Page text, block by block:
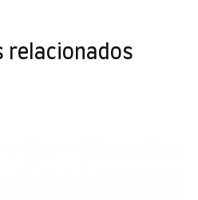
relacionados